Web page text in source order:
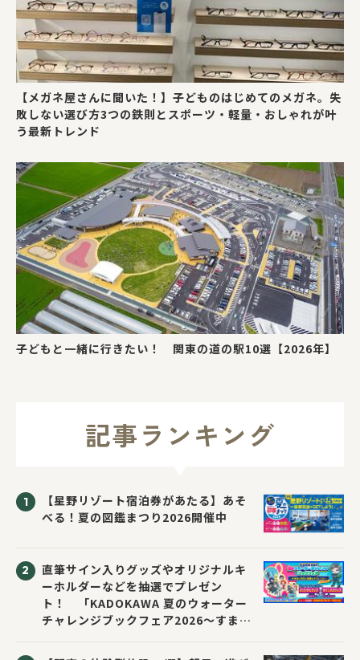
【メガネ屋さんに聞いた！】子どものはじめてのメガネ。失
敗しない選び方3つの鉄則とスポーツ・軽量・おしゃれが叶
う最新トレンド
子どもと一緒に行きたい！ 関東の道の駅10選【2026年】
記事ランキング
【星野リゾート宿泊券があたる】あそ
べる！夏の図鑑まつり2026開催中
直筆サイン入りグッズやオリジナルキ
ーホルダーなどを抽選でプレゼン
ト！ 「KADOKAWA 夏のウォーター
チャレンジブックフェア2026～すまな